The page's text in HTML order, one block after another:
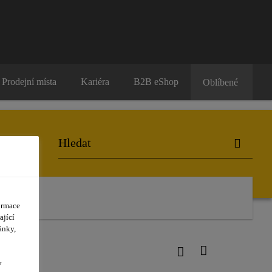
Prodejní místa Kariéra B2B eShop Oblíbené